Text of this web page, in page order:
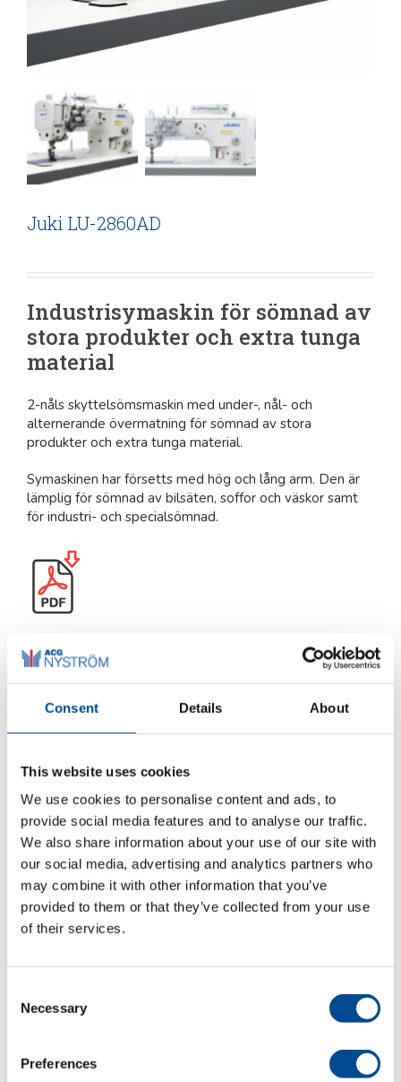
Consent Details About
This website uses cookies
We use cookies to personalise content and ads, to
provide social media features and to analyse our traffic.
We also share information about your use of our site with
our social media, advertising and analytics partners who
may combine it with other information that you’ve
provided to them or that they’ve collected from your use
of their services.
Selection
Necessary
Preferences
Juki LU-2860AD
Industrisymaskin för sömnad av
stora produkter och extra tunga
material
2-nåls skyttelsömsmaskin med under-, nål- och
alternerande övermatning för sömnad av stora
produkter och extra tunga material.
Symaskinen har försetts med hög och lång arm. Den är
lämplig för sömnad av bilsäten, soffor och väskor samt
för industri- och specialsömnad.
Produktblad (pdf) engelska
Fler maskiner för branschenMöbel/Bil/Tapetserare
Fler maskiner för branschen
Teater/Opera/Skola
Kategorier:2-nåls raksöm,
Beskrivning
Beskrivning
under-, nål- och alternerande övermatning
stora vertikala gripare
snabbomställning av två förinställda